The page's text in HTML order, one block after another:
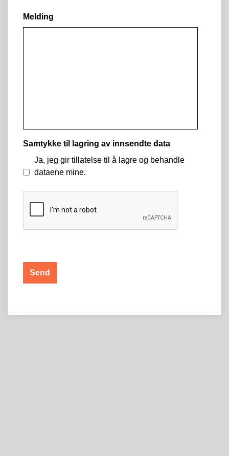
Melding
Samtykke til lagring av innsendte data
Ja, jeg gir tillatelse til å lagre og behandle
dataene mine.